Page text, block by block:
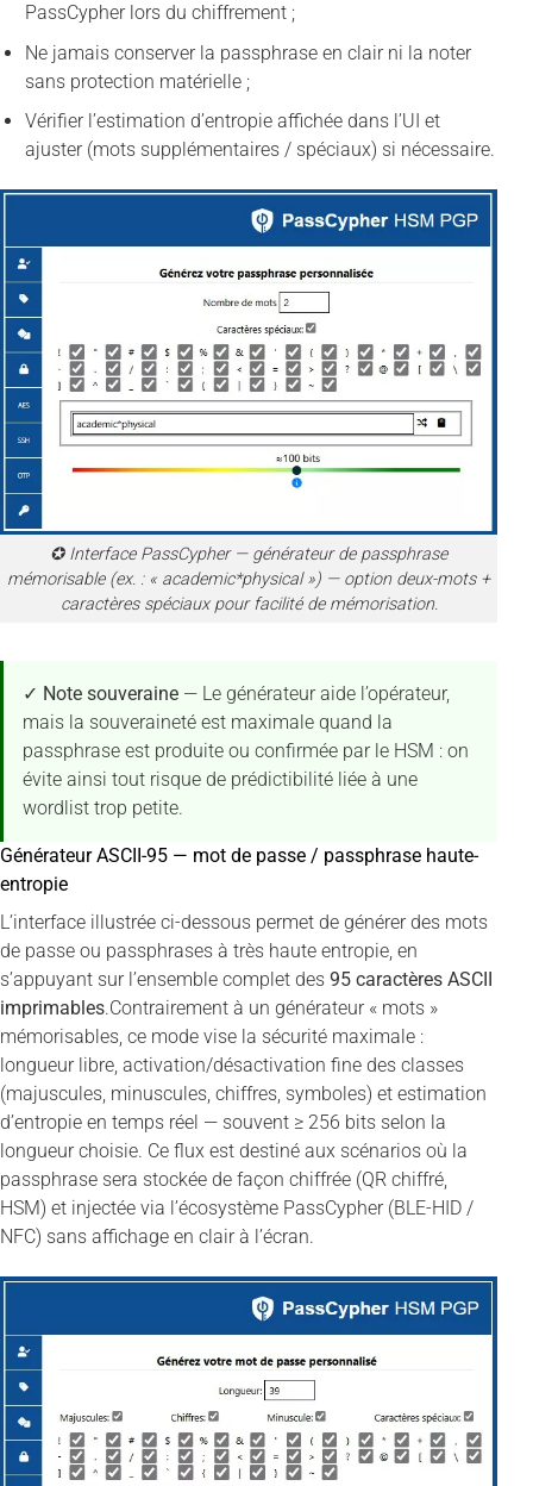
PassCypher lors du chiffrement ;
Ne jamais conserver la passphrase en clair ni la noter
sans protection matérielle ;
Vérifier l’estimation d’entropie affichée dans l’UI et
ajuster (mots supplémentaires / spéciaux) si nécessaire.
✪ Interface PassCypher — générateur de passphrase
mémorisable (ex. : « academic*physical ») — option deux-mots +
caractères spéciaux pour facilité de mémorisation.
✓ Note souveraine — Le générateur aide l’opérateur,
mais la souveraineté est maximale quand la
passphrase est produite ou confirmée par le HSM : on
évite ainsi tout risque de prédictibilité liée à une
wordlist trop petite.
Générateur ASCII-95 — mot de passe / passphrase haute-
entropie
L’interface illustrée ci-dessous permet de générer des mots
de passe ou passphrases à très haute entropie, en
s’appuyant sur l’ensemble complet des 95 caractères ASCII
imprimables.Contrairement à un générateur « mots »
mémorisables, ce mode vise la sécurité maximale :
longueur libre, activation/désactivation fine des classes
(majuscules, minuscules, chiffres, symboles) et estimation
d’entropie en temps réel — souvent ≥ 256 bits selon la
longueur choisie. Ce flux est destiné aux scénarios où la
passphrase sera stockée de façon chiffrée (QR chiffré,
HSM) et injectée via l’écosystème PassCypher (BLE-HID /
NFC) sans affichage en clair à l’écran.